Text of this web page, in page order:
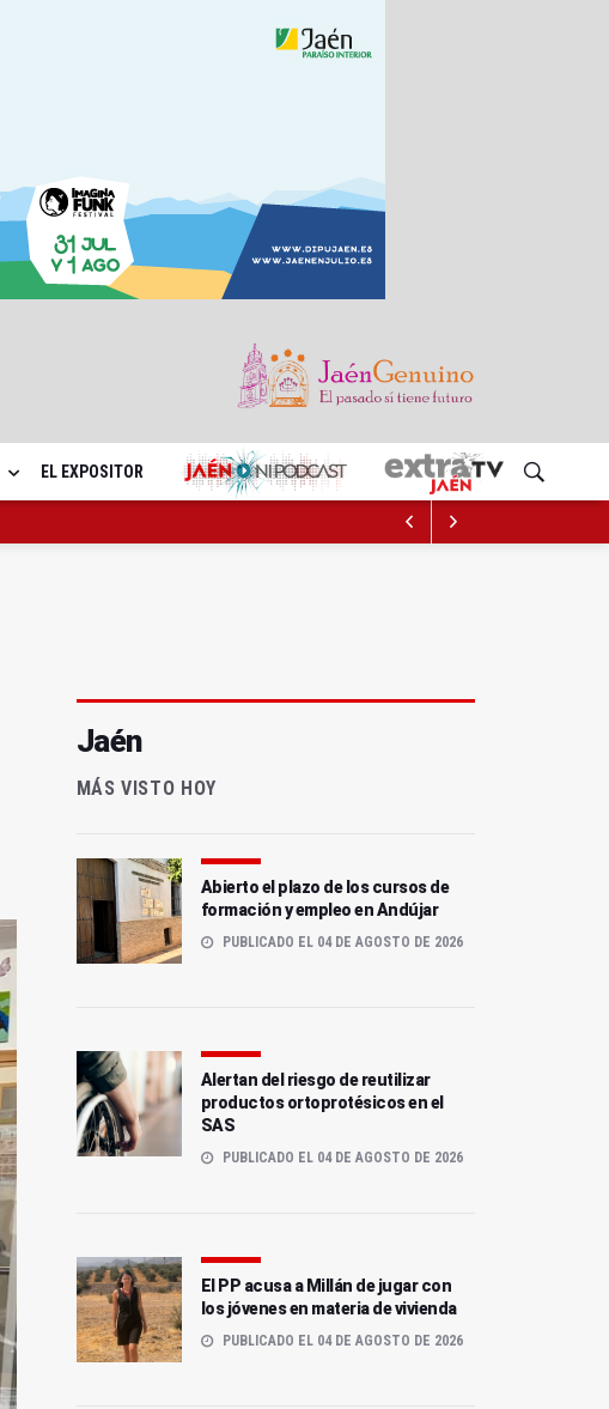
EL EXPOSITOR
Jaén
MÁS VISTO HOY
Abierto el plazo de los cursos de
formación y empleo en Andújar
PUBLICADO EL 04 DE AGOSTO DE 2026
Alertan del riesgo de reutilizar
productos ortoprotésicos en el
SAS
PUBLICADO EL 04 DE AGOSTO DE 2026
El PP acusa a Millán de jugar con
los jóvenes en materia de vivienda
PUBLICADO EL 04 DE AGOSTO DE 2026